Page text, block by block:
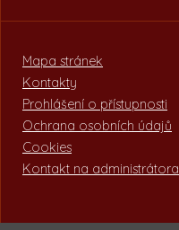
Mapa stránek
Kontakty
Prohlášení o přístupnosti
Ochrana osobních údajů
Cookies
Kontakt na administrátora